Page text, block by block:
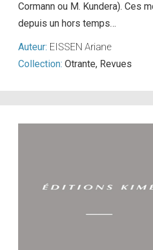
Cormann ou M. Kundera). Ces
depuis un hors temps…
Auteur: EISSEN Ariane
Collection: Otrante, Revues